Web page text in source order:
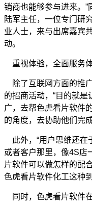
销商也能够参与进来。
陆军主任，一位专门研
业人士，来与出席嘉宾
动。
重视体验，全面服务
除了互联网方面的推
的招商活动，“目的就是
广，去帮色虎看片软件
的角度，去协助他们完
此外，“用户思维还在
或者客户那里，像4S店
片软件可以做怎样的配
色虎看片软件化工这种
同时，色虎看片软件